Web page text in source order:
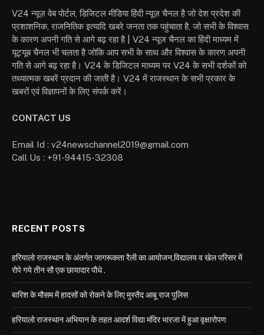
V24 न्यूज़ वेब पोर्टल, डिजिटल मीडिया हिंदी न्यूज़ चैनल है जो देश प्रदेश की
प्रशाशनिक, राजनितिक इत्यादि खबरे जनता तक पहुंचाता है, जो सभी के विश्वास
के कारण अपनी गति से आगे बढ़ रहा है | V24 न्यूज चैनल का हिंदी माध्यम में
यूट्यूब चैनल भी चलता है जोकि आप सभी के साथ और विश्वास के कारण अपनी
गति से आगे बढ़ रहा है। V24 के डिजिटल माध्यम पर V24 के सभी दर्शकों को
तथ्यात्मक खबरें प्रदान की जाती है। V24 में राजस्थान के सभी प्रकार के
खबरों एवं विज्ञापनों के लिए संपर्क करें।
CONTACT US
Email Id : v24newschannel2019@gmail.com
Call Us : +91-94415-32308
RECENT POSTS
हरियालो राजस्थान के अंतर्गत जागरूकता रैली का आयोजन,विद्यालय व खेल परिसर में
रोपे गये तीन सौ एक छायादार पौधे .
बारिश के मौसम में हादसों को रोकने के लिए मुस्तैद आबू राज पुलिस
हरियालो राजस्थान अभियान के तहत आदर्श विद्या मंदिर भारजा में हुआ वृक्षारोपण